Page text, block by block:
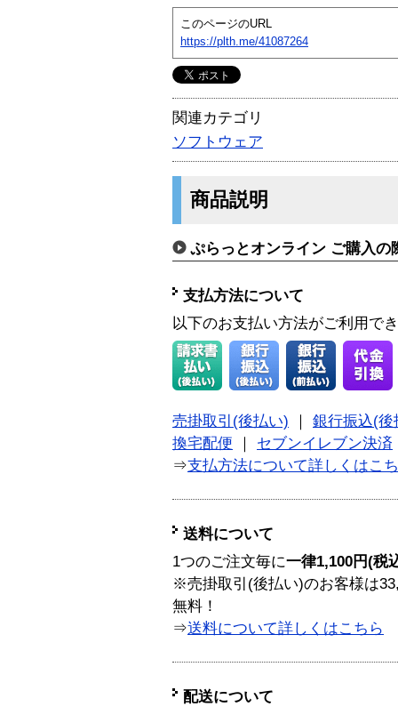
このページのURL
https://plth.me/41087264
関連カテゴリ
ソフトウェア
商品説明
ぷらっとオンライン ご購入の
支払方法について
以下のお支払い方法がご利用で
売掛取引(後払い)
銀行振込(後
換宅配便
セブンイレブン決済
⇒支払方法について詳しくはこ
送料について
1つのご注文毎に一律1,100円(税
※売掛取引(後払い)のお客様は
無料！
⇒送料について詳しくはこちら
配送について